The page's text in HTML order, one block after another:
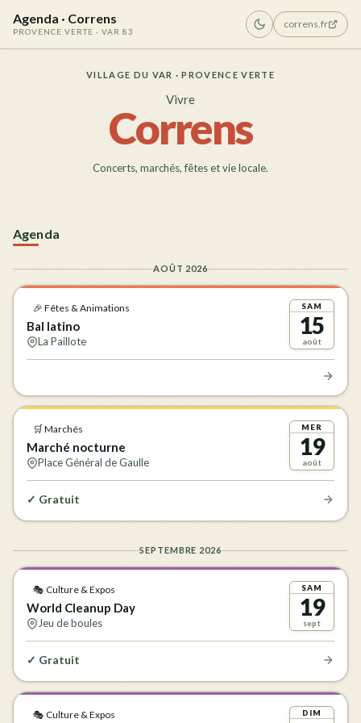
Agenda · Correns
PROVENCE VERTE · VAR 83
correns.fr
VILLAGE DU VAR · PROVENCE VERTE
Vivre
Correns
Concerts, marchés, fêtes et vie locale.
Agenda
AOÛT 2026
🎉 Fêtes & Animations
Bal latino
La Paillote
SAM
15
août
🛒 Marchés
Marché nocturne
Place Général de Gaulle
MER
19
août
✓ Gratuit
SEPTEMBRE 2026
🎭 Culture & Expos
World Cleanup Day
Jeu de boules
SAM
19
sept
✓ Gratuit
🎭 Culture & Expos DIM